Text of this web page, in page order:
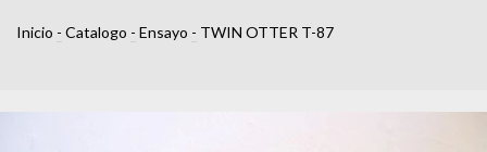
Inicio - Catalogo - Ensayo - TWIN OTTER T-87